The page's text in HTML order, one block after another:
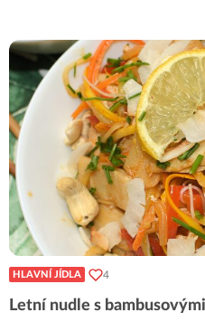
HLAVNÍ JÍDLA 4
Letní nudle s